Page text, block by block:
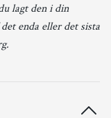
lagt den i din
enda eller det sista